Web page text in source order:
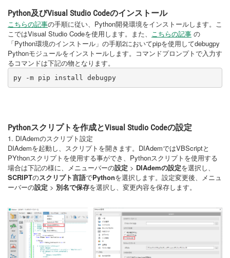
Python及びVisual Studio Codeのインストール
こちらの記事の手順に従い、Python開発環境をインストールします。こ
こではVisual Studio Codeを使用します。また、 こちらの記事 の
「Python環境のインストール」の手順2においてpipを使用してdebugpy
Pythonモジュールをインストールします。コマンドプロンプトで入力す
るコマンドは下記の物となります。
py -m pip install debugpy
Pythonスクリプトを作成とVisual Studio Codeの設定
1. DIAdemのスクリプト設定
DIAdemを起動し、スクリプトを開きます。DIAdemではVBScriptと
PYthonスクリプトを使用する事ができ、Pythonスクリプトを使用する
場合は下記の様に、メニューバーの設定 > DIAdemの設定を選択し、
SCRIPTのスクリプト言語でPythonを選択します。設定変更後、メニュ
ーバーの設定 > 別名で保存を選択し、変更内容を保存します。